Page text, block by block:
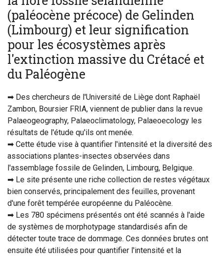
(paléocène précoce) de Gelinden
(Limbourg) et leur signification
pour les écosystèmes après
l'extinction massive du Crétacé et
du Paléogène
➡ Des chercheurs de l'Université de Liège dont Raphaël
Zambon, Boursier FRIA, viennent de publier dans la revue
Palaeogeography, Palaeoclimatology, Palaeoecology les
résultats de l'étude qu'ils ont menée.
➡ Cette étude vise à quantifier l'intensité et la diversité des
associations plantes-insectes observées dans
l'assemblage fossile de Gelinden, Limbourg, Belgique.
➡ Le site présente une riche collection de restes végétaux
bien conservés, principalement des feuilles, provenant
d'une forêt tempérée européenne du Paléocène.
➡ Les 780 spécimens présentés ont été scannés à l'aide
de systèmes de morphotypage standardisés afin de
détecter toute trace de dommage. Ces données brutes ont
ensuite été utilisées pour quantifier l'intensité et la